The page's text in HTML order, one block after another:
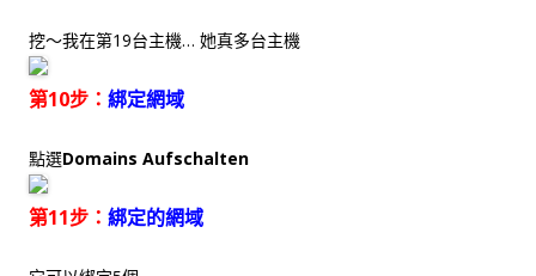
挖～我在第19台主機… 她真多台主機
第10步： 綁定網域
點選Domains Aufschalten
第11步： 綁定的網域